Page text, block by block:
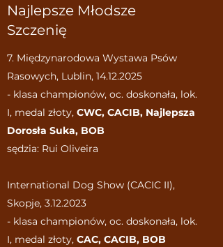
Najlepsze Młodsze
Szczenię
7. Międzynarodowa Wystawa Psów
Rasowych, Lublin, 14.12.2025
- klasa championów, oc. doskonała, lok.
I, medal złoty, CWC, CACIB, Najlepsza
Dorosła Suka, BOB
sędzia: Rui Oliveira
International Dog Show (CACIC II),
Skopje, 3.12.2023
- klasa championów, oc. doskonała, lok.
I, medal złoty, CAC, CACIB, BOB